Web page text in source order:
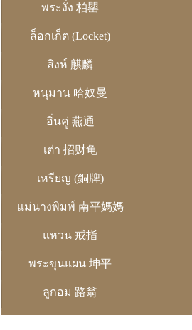
พระงั่ง 柏罌
ล็อกเก็ต (Locket)
สิงห์ 麒麟
หนุมาน 哈奴曼
อิ่นคู่ 燕通
เต่า 招财龟
เหรียญ (銅牌)
แม่นางพิมพ์ 南平媽媽
แหวน 戒指
พระขุนแผน 坤平
ลูกอม 路翁